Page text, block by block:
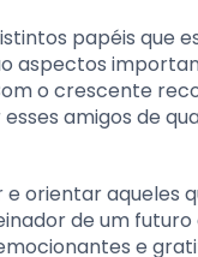
papéis que
aspectos
o crescente
amigos de
orientar aqueles
de um
e